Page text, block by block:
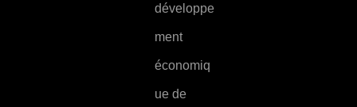
développe
ment
économiq
ue de